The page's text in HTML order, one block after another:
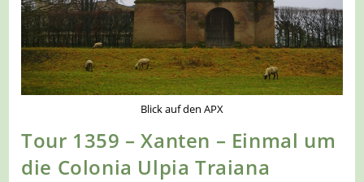
Blick auf den APX
Tour 1359 – Xanten – Einmal um
die Colonia Ulpia Traiana